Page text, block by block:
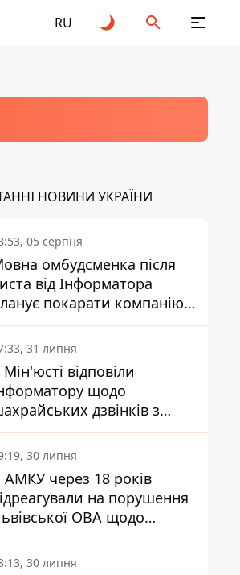
RU
НОВИНИ УКРАЇНИ
05 серпня
омбудсменка після
від Інформатора
покарати компанію-
ПриватБанку
31 липня
відповіли
щодо
дзвінків з
Сумського СІЗО так,
ніхто нічого не зрозумів
30 липня
АМКУ через 18 років
на порушення
ОВА щодо
у закладах
30 липня